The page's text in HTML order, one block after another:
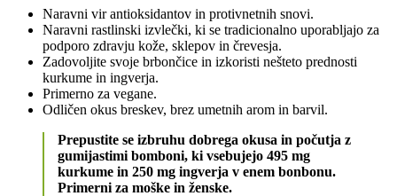
Naravni vir antioksidantov in protivnetnih snovi.
Naravni rastlinski izvlečki, ki se tradicionalno uporabljajo za
podporo zdravju kože, sklepov in črevesja.
Zadovoljite svoje brbončice in izkoristi nešteto prednosti
kurkume in ingverja.
Primerno za vegane.
Odličen okus breskev, brez umetnih arom in barvil.
Prepustite se izbruhu dobrega okusa in počutja z
gumijastimi bomboni, ki vsebujejo 495 mg
kurkume in 250 mg ingverja v enem bonbonu.
Primerni za moške in ženske.